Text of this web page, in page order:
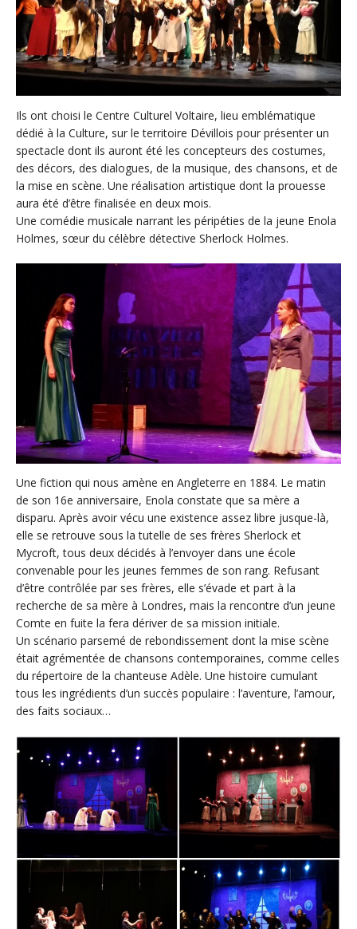
Ils ont choisi le Centre Culturel Voltaire, lieu emblématique
dédié à la Culture, sur le territoire Dévillois pour présenter un
spectacle dont ils auront été les concepteurs des costumes,
des décors, des dialogues, de la musique, des chansons, et de
la mise en scène. Une réalisation artistique dont la prouesse
aura été d’être finalisée en deux mois.
Une comédie musicale narrant les péripéties de la jeune Enola
Holmes, sœur du célèbre détective Sherlock Holmes.
Une fiction qui nous amène en Angleterre en 1884. Le matin
de son 16e anniversaire, Enola constate que sa mère a
disparu. Après avoir vécu une existence assez libre jusque-là,
elle se retrouve sous la tutelle de ses frères Sherlock et
Mycroft, tous deux décidés à l’envoyer dans une école
convenable pour les jeunes femmes de son rang. Refusant
d’être contrôlée par ses frères, elle s’évade et part à la
recherche de sa mère à Londres, mais la rencontre d’un jeune
Comte en fuite la fera dériver de sa mission initiale.
Un scénario parsemé de rebondissement dont la mise scène
était agrémentée de chansons contemporaines, comme celles
du répertoire de la chanteuse Adèle. Une histoire cumulant
tous les ingrédients d’un succès populaire : l’aventure, l’amour,
des faits sociaux…